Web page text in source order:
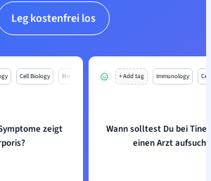
Leg kostenfrei los
Cell Biology Mo
zeigt
+ Add tag Immunology
Wann solltest Du bei
einen Arzt